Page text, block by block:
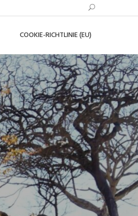
COOKIE-RICHTLINIE (EU)